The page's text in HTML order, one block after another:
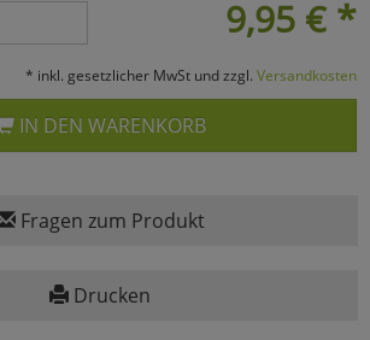
9,95 € *
* inkl. gesetzlicher MwSt und zzgl. Versandkosten
IN DEN WARENKORB
Fragen zum Produkt
Drucken
Cookies
Cookies
Einstellungen speichern
zurückzu Haupptseite